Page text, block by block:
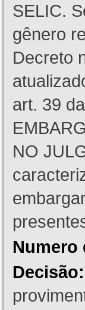
SELIC.
gênero
Decreto
art. 39
NO
Numero
Decisão: